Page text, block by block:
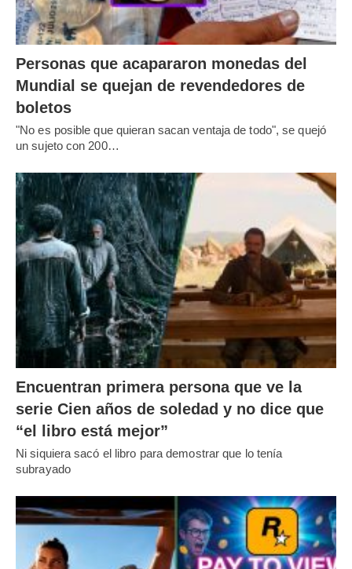
Personas que acapararon monedas del
Mundial se quejan de revendedores de
boletos
"No es posible que quieran sacan ventaja de todo", se quejó
un sujeto con 200…
Encuentran primera persona que ve la
serie Cien años de soledad y no dice que
“el libro está mejor”
Ni siquiera sacó el libro para demostrar que lo tenía
subrayado